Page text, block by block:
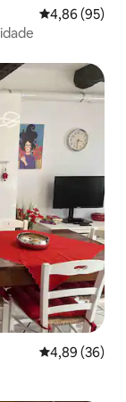
4,86 de uma
4,86 (95)
4,89 de uma
4,89 (36)